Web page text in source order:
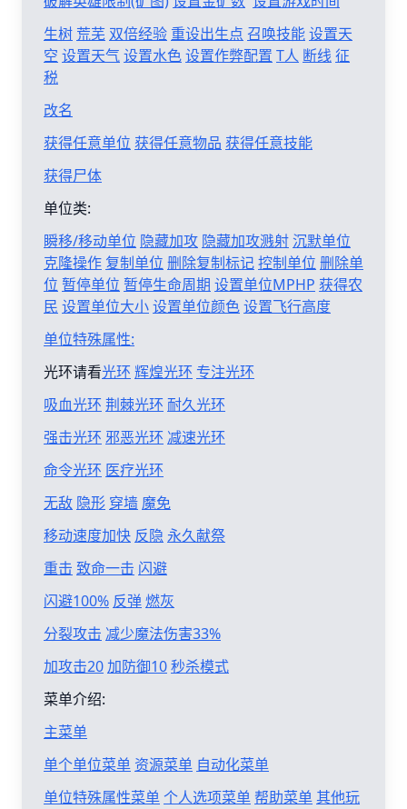
生树 荒芜 双倍经验 重设出生点 召唤技能设置天
空 设置天气设置水色设置作弊配置 T人 断线征
税
改名
获得任意单位 获得任意物品 获得任意技能
获得尸体
单位类:
瞬移/移动单位 隐藏加攻 隐藏加攻溅射沉默单位
克隆操作 复制单位 删除复制标记控制单位 删除单
位 暂停单位 暂停生命周期 设置单位MPHP 获得农
民 设置单位大小设置单位颜色设置飞行高度
单位特殊属性:
光环请看光环 辉煌光环 专注光环
吸血光环 荆棘光环 耐久光环
强击光环 邪恶光环 减速光环
命令光环 医疗光环
无敌 隐形 穿墙 魔免
移动速度加快 反隐 永久献祭
重击 致命一击 闪避
闪避100% 反弹燃灰
分裂攻击 减少魔法伤害33%
加攻击20加防御10秒杀模式
菜单介绍:
主菜单
单个单位菜单 资源菜单 自动化菜单
单位特殊属性菜单个人选项菜单帮助菜单其他玩